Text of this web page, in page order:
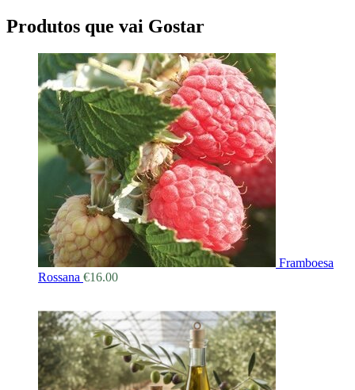
Produtos que vai Gostar
Framboesa
Rossana €16.00